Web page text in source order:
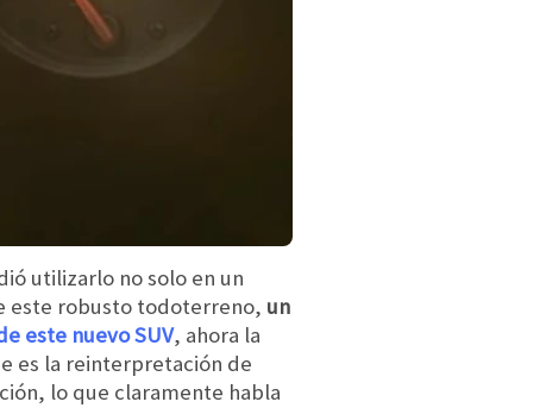
utilizarlo no solo en un
este robusto todoterreno, un
este nuevo SUV, ahora la
es la reinterpretación de
lo que claramente habla